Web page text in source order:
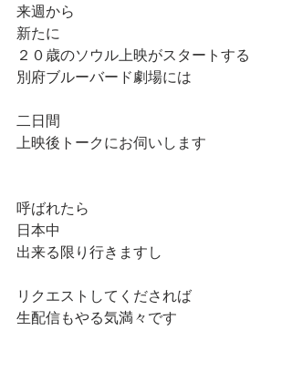
来週から
新たに
２０歳のソウル上映がスタートする
別府ブルーバード劇場には
二日間
上映後トークにお伺いします
呼ばれたら
日本中
出来る限り行きますし
リクエストしてくだされば
生配信もやる気満々です